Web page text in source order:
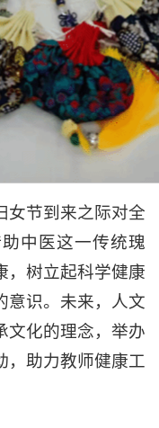
女节到来之际对全
中医这一传统瑰
，树立起科学健康
意识。未来，人文
文化的理念，举办
，助力教师健康工